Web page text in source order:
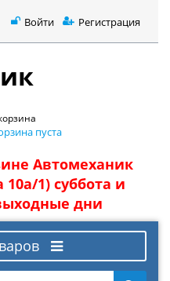
Войти Регистрация
пуста
Автомеханик
1) суббота и
дни